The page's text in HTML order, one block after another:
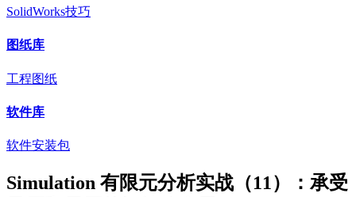
SolidWorks技巧
图纸库
工程图纸
软件库
软件安装包
Simulation 有限元分析实战（11）：承受